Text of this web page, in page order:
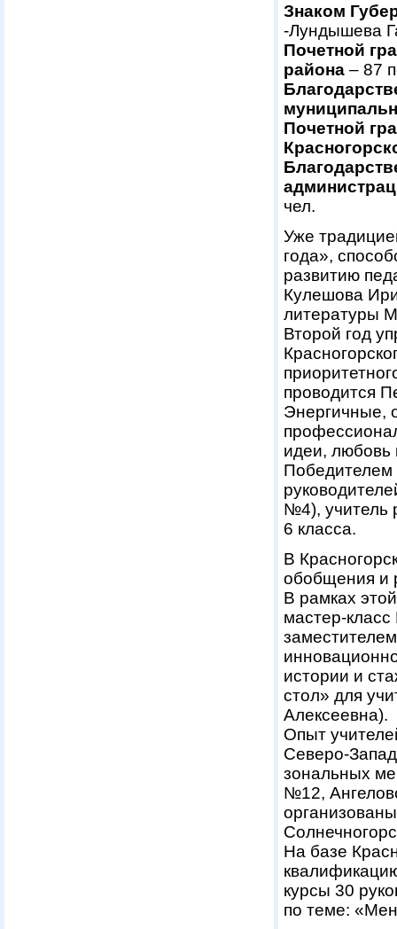
Знаком
-Лундышева
Почетной
района – 87
Почетной
чел.
Уже
года»,
развитию
Кулешова
литературы
Второй год
проводится
Энергичные,
идеи, любовь
Победителем
№4), учитель
6 класса.
В
обобщения и
В рамках
мастер-
истории и
стол» для
Алексеевна).
Опыт
Северо-
зональных
№12,
На базе
курсы 30
по теме: